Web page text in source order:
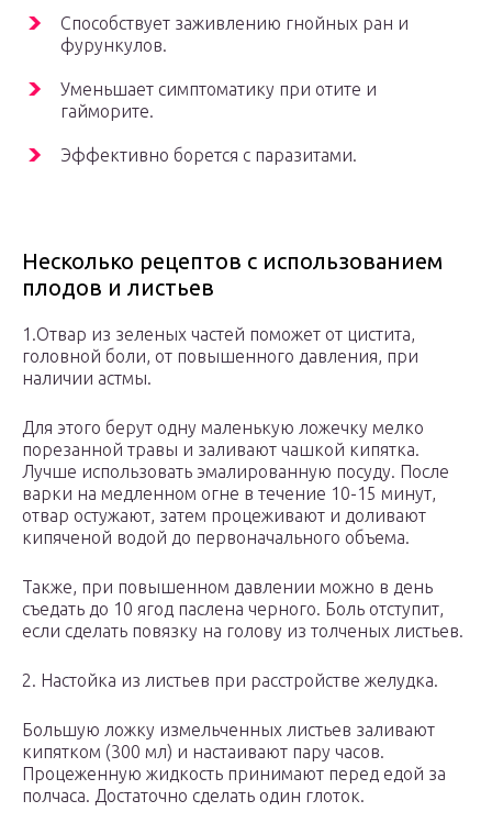
Способствует заживлению гнойных ран и
фурункулов.
Уменьшает симптоматику при отите и
гайморите.
Эффективно борется с паразитами.
Несколько рецептов с использованием
плодов и листьев
1.Отвар из зеленых частей поможет от цистита,
головной боли, от повышенного давления, при
наличии астмы.
Для этого берут одну маленькую ложечку мелко
порезанной травы и заливают чашкой кипятка.
Лучше использовать эмалированную посуду. После
варки на медленном огне в течение 10-15 минут,
отвар остужают, затем процеживают и доливают
кипяченой водой до первоначального объема.
Также, при повышенном давлении можно в день
съедать до 10 ягод паслена черного. Боль отступит,
если сделать повязку на голову из толченых листьев.
2. Настойка из листьев при расстройстве желудка.
Большую ложку измельченных листьев заливают
кипятком (300 мл) и настаивают пару часов.
Процеженную жидкость принимают перед едой за
полчаса. Достаточно сделать один глоток.